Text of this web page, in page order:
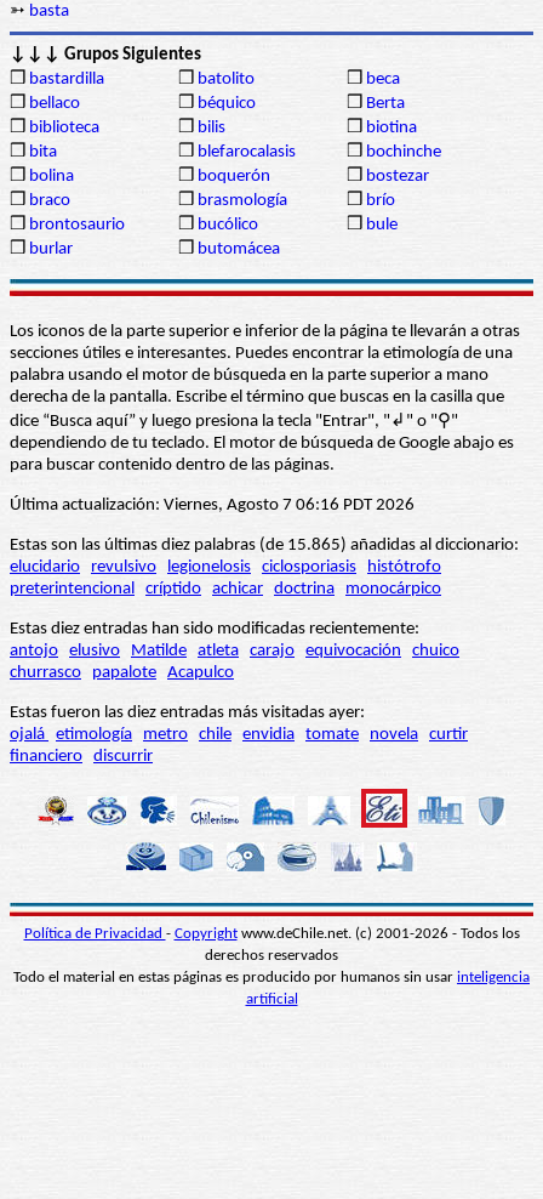
➳ basta
↓↓↓ Grupos Siguientes
❒ bastardilla ❒ batolito ❒ beca
❒ bellaco ❒ béquico ❒ Berta
❒ biblioteca ❒ bilis ❒ biotina
❒ bita ❒ blefarocalasis ❒ bochinche
❒ bolina ❒ boquerón ❒ bostezar
❒ braco ❒ brasmología ❒ brío
❒ brontosaurio ❒ bucólico ❒ bule
❒ burlar ❒ butomácea
Los iconos de la parte superior e inferior de la página te llevarán a otras
secciones útiles e interesantes. Puedes encontrar la etimología de una
palabra usando el motor de búsqueda en la parte superior a mano
derecha de la pantalla. Escribe el término que buscas en la casilla que
dice “Busca aquí” y luego presiona la tecla "Entrar", "↲" o "⚲"
dependiendo de tu teclado. El motor de búsqueda de Google abajo es
para buscar contenido dentro de las páginas.
Última actualización: Viernes, Agosto 7 06:16 PDT 2026
Estas son las últimas diez palabras (de 15.865) añadidas al diccionario:
elucidario
revulsivo legionelosis ciclosporiasis
histótrofo
preterintencional
críptido achicar doctrina monocárpico
Estas diez entradas han sido modificadas recientemente:
antojo elusivo Matilde atleta carajo equivocación
chuico
churrasco
papalote Acapulco
Estas fueron las diez entradas más visitadas ayer:
ojalá etimología metro chile envidia tomate novela curtir
financiero discurrir
Política de Privacidad - Copyrightwww.deChile.net. (c) 2001-2026 - Todos los
derechos reservados
Todo el material en estas páginas es producido por humanos sin usar inteligencia
artificial